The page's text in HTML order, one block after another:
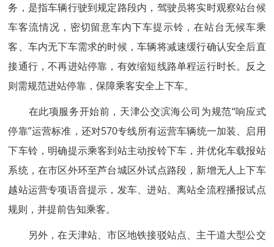
务，是指车辆行驶到规定路段内，驾驶员将实时观察站台候
车客流情况，密切留意车内下车提示铃，在站台无候车乘
客、车内无下车需求的时候，车辆将减速缓行确认安全后直
接通行，不再进站停靠，有效缩短线路单程运行时长。反之
则需规范进站停靠，保障乘客安全上下车。
在此项服务开始前，天津公交滨海公司为规范“响应式
停靠”运营标准，还对570专线所有运营车辆统一加装、启用
下车铃，明确提示乘客到站主动按铃下车，并优化车载报站
系统，在市区外环至芦台城区外试点路段，新增无人上下车
越站运营专项语音提示，发车、进站、离站全流程播报试点
规则，并提前告知乘客。
另外，在天津站、市区地铁接驳站点、主干道大型公交